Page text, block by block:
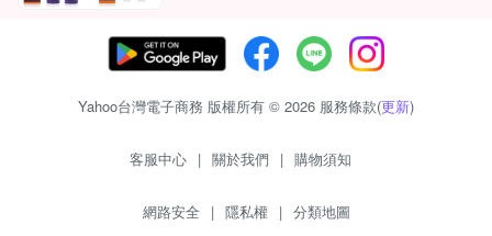
Yahoo台灣電子商務 版權所有 © 2026 服務條款(更新)
客服中心 | 關於我們 | 購物須知
網路安全 | 隱私權 | 分類地圖